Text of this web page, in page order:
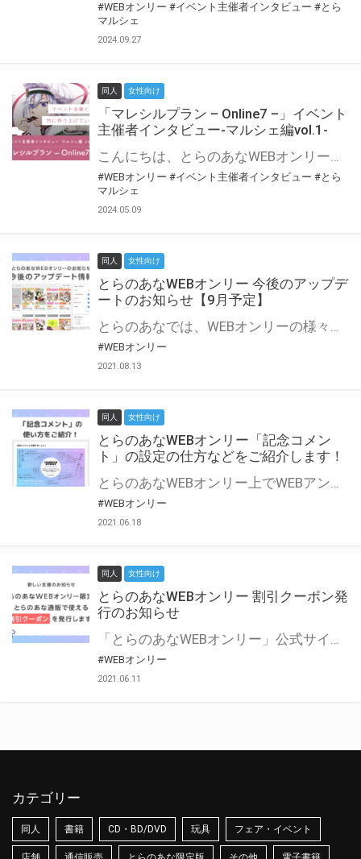
#WEBオンリー #イベント主催者インタビュー #とら
マルシェ
2024.09.27
同人 女性向け
「マレシルプラン – Online7 –」イベント
主催者インタビュー-マルシェ編vol.1-
こんにちは、とらのあなWEBオンリー運営スタッフです。 新たにお届けする、イベント主催者インタビュー-マルシェ編-は、 とらのあなWEBオンリー「マルシェ」をご利用した主催様に 「マルシェ」を使って開催した感想や心がけをお聞きする企画です。 今回は、WEBオンリー開催7回目迎えた「マレシルプラン – Online7 –」より、 主催の玉川うた様にお話を伺いました。 ▼マレシルプランのインタビュー前回記事 「イベント主催者インタビュー vol.6」はこちら 協力：玉川うた様（マレシルプラン実行委員会 代表）／イベント公式Twitter（@mallesil_plan） とらのあなWEBオンリー「マルシェ」とは？ WEBオンリーでリアルタイムでコミュニケーションがとれるオンライン会場です。
#WEBオンリー #イベント主催者インタビュー #とら
マルシェ
2024.05.09
同人 女性向け
とらのあなWEBオンリー 今後のアップデ
ートのお知らせ【9月予定】
とらのあなでは、WEBオンリーの様々な支援を実施しています。 今回は2021年9月に実装を予定しているアップデート情報についてご紹介いたします。 とらのあなWEBオンリーサイトはこちら
#WEBオンリー
2021.08.13
同人 女性向け
とらのあなWEBオンリー「記念コメン
ト」の設定の仕方などをご紹介します！
とらのあなWEBオンリー上でWEBアンソロジーが作成できる「記念コメント」について、その使い方や作成手順を解説します！ 支援タイプを「サークル参加型」「サークル参加型・マルシェ(イベント会場)機能付き」でお申し込みいただいている主催者様はぜひご活用ください♪ とらのあなWEBオンリーサイトはこちら
#WEBオンリー
2021.06.18
同人 女性向け
とらのあなWEBオンリー 割引クーポン発
行のお知らせ
「とらのあなWEBオンリー」公式サイトでとらのあな通販の「割引クーポン」を配布中！ イベントごとに開催当日限定で使える割引クーポンのシリアルコードを発行します。 とらのあなWEBオンリーのページをチェックして、イベント当日にお得にお買い物を楽しみましょう♪ ※本キャンペーンは予告なく終了する場合がございます。 とらのあなWEBオンリーサイトはこちら
#WEBオンリー
2021.06.11
カテゴリー
同人 書籍 CD・BD/DVD 玩具 フェア・イベント